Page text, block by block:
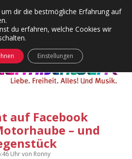
Kategorien
Menü
Hours Chilling
Die Wende
KFMW-Disco
kfmw.stuff
KFMW-Disco
Dates
Contact
Dropdown-
Menü
öffnen
auf Facebook
– und
Uhrvon Ronny
dir die bestmögliche Erfahrung auf
du erfahren, welche Cookies wir
Einstellungen